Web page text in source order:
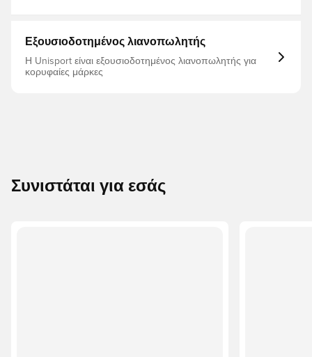
Εξουσιοδοτημένος λιανοπωλητής
Η Unisport είναι εξουσιοδοτημένος λιανοπωλητής για
κορυφαίες μάρκες
Συνιστάται για εσάς